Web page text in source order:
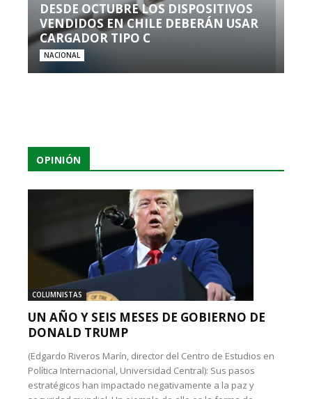
DESDE OCTUBRE LOS DISPOSITIVOS
VENDIDOS EN CHILE DEBERÁN USAR
CARGADOR TIPO C
NACIONAL
OPINIÓN
COLUMNISTAS
UN AÑO Y SEIS MESES DE GOBIERNO DE
DONALD TRUMP
(Edgardo Riveros Marín, director del Centro de Estudios en
Política Internacional, Universidad Central): Sus pasos
estratégicos han impactado negativamente a la paz y